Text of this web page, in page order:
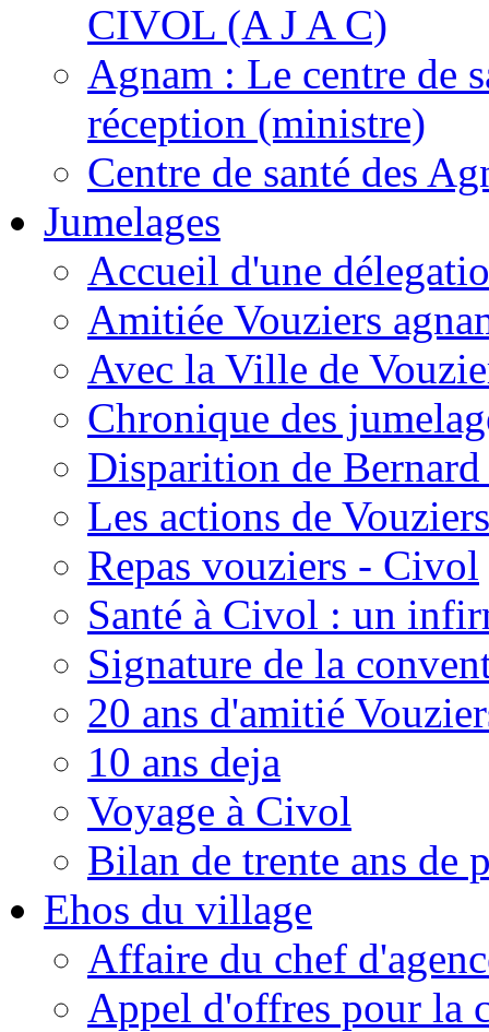
CIVOL (A J A C)
Agnam : Le centre de
réception (ministre)
Centre de santé des
Jumelages
Accueil d'une
Amitiée Vouziers
Avec la Ville de
Chronique des
Disparition de
Les actions de
Repas vouziers - Civol
Santé à Civol : un
Signature de la
20 ans d'amitié
10 ans deja
Voyage à Civol
Bilan de trente ans de
Ehos du village
Affaire du chef
Appel d'offres pour la